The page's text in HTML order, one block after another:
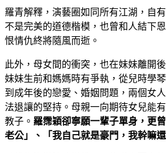
羅青解釋，演藝圈如同所有江湖，自
不是完美的道德楷模，也曾和人結下
恨情仇終將隨風而逝。
此外，母女間的衝突，也在妹妹離開
妹妹生前和媽媽時有爭執，從兒時學
到成年後的戀愛、婚姻問題，兩個女
法退讓的堅持。母親一向期待女兒能
教子。 羅霈穎卻寧願一輩子單身，更
老公」、「我自己就是豪門，我幹嘛